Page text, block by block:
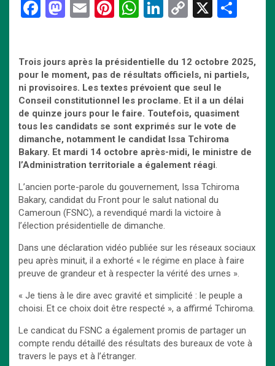
F
b
o
o
k
M
o
d
o
n
E
Pi
es
t
W
s
A
p
p
Li
dI
n
C
Li
n
k
X
g
er
Trois jours après la présidentielle du 12 octobre 2025,
pour le moment, pas de résultats officiels, ni partiels,
ni provisoires. Les textes prévoient que seul le
Conseil constitutionnel les proclame. Et il a un délai
de quinze jours pour le faire. Toutefois, quasiment
tous les candidats se sont exprimés sur le vote de
dimanche, notamment le candidat Issa Tchiroma
Bakary. Et mardi 14 octobre après-midi, le ministre de
l’Administration territoriale a également réagi.
L’ancien porte-parole du gouvernement, Issa Tchiroma
Bakary, candidat du Front pour le salut national du
Cameroun (FSNC), a revendiqué mardi la victoire à
l’élection présidentielle de dimanche.
Dans une déclaration vidéo publiée sur les réseaux sociaux
peu après minuit, il a exhorté « le régime en place à faire
preuve de grandeur et à respecter la vérité des urnes ».
« Je tiens à le dire avec gravité et simplicité : le peuple a
choisi. Et ce choix doit être respecté », a affirmé Tchiroma.
Le candicat du FSNC a également promis de partager un
compte rendu détaillé des résultats des bureaux de vote à
travers le pays et à l’étranger.